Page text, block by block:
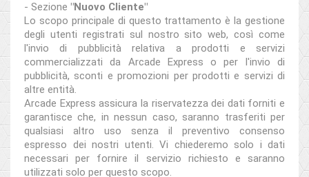
- Sezione "Nuovo Cliente"
Lo scopo principale di questo trattamento è la gestione
degli utenti registrati sul nostro sito web, così come
l'invio di pubblicità relativa a prodotti e servizi
commercializzati da Arcade Express o per l'invio di
pubblicità, sconti e promozioni per prodotti e servizi di
altre entità.
Arcade Express assicura la riservatezza dei dati forniti e
garantisce che, in nessun caso, saranno trasferiti per
qualsiasi altro uso senza il preventivo consenso
espresso dei nostri utenti. Vi chiederemo solo i dati
necessari per fornire il servizio richiesto e saranno
utilizzati solo per questo scopo.